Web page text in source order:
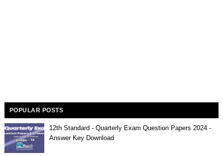
POPULAR POSTS
12th Standard - Quarterly Exam Question Papers 2024 -
Answer Key Download